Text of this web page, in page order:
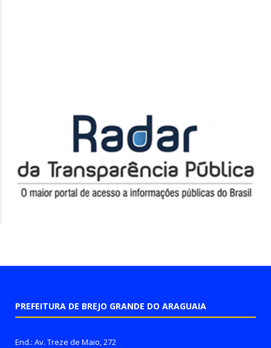
PREFEITURA DE BREJO GRANDE DO ARAGUAIA
End.: Av. Treze de Maio, 272